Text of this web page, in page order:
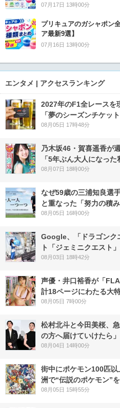
07月17日 13時00分
プリキュアのガシャポン
ア最新9選】
07月16日 13時00分
エンタメ | アクセスランキング
2027年のF1全レースを
「夢のシーズンチケッ
08月05日 17時48分
乃木坂46・賀喜遥香が
「5年ぶん大人になっ
08月07日 18時00分
なぜ59歳の三浦知良選
と重なった「努力の積み
08月05日 16時00分
Google、「ドラゴンク
ト「ジェミニクエスト
08月03日 18時42分
声優・井口裕香が「
計18ページにわたる大
08月05日 7時00分
松村北斗と今田美桜、
の方へ届けていけたら」
08月04日 14時00分
街中にポケモン100匹
洲で“伝説のポケモン”
08月05日 15時55分